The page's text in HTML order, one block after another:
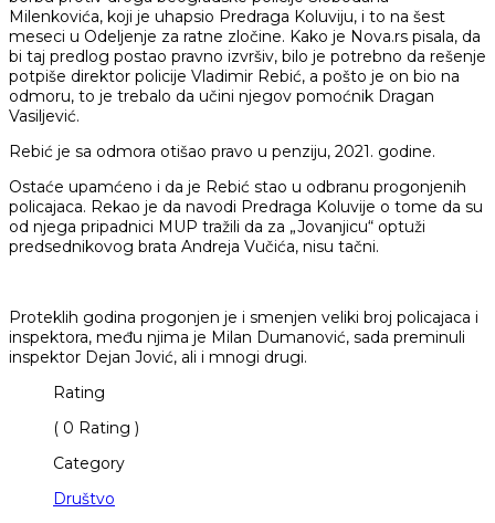
Milenkovića, koji je uhapsio Predraga Koluviju, i to na šest
meseci u Odeljenje za ratne zločine. Kako je Nova.rs pisala, da
bi taj predlog postao pravno izvršiv, bilo je potrebno da rešenje
potpiše direktor policije Vladimir Rebić, a pošto je on bio na
odmoru, to je trebalo da učini njegov pomoćnik Dragan
Vasiljević.
Rebić je sa odmora otišao pravo u penziju, 2021. godine.
Ostaće upamćeno i da je Rebić stao u odbranu progonjenih
policajaca. Rekao je da navodi Predraga Koluvije o tome da su
od njega pripadnici MUP tražili da za „Jovanjicu“ optuži
predsednikovog brata Andreja Vučića, nisu tačni.
Proteklih godina progonjen je i smenjen veliki broj policajaca i
inspektora, među njima je Milan Dumanović, sada preminuli
inspektor Dejan Jović, ali i mnogi drugi.
Rating
( 0 Rating )
Category
Društvo